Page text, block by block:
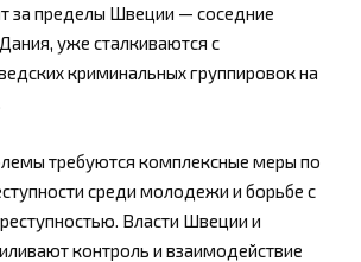
за пределы Швеции — соседние
уже сталкиваются с
криминальных группировок на
требуются комплексные меры по
среди молодежи и борьбе с
Власти Швеции и
контроль и взаимодействие